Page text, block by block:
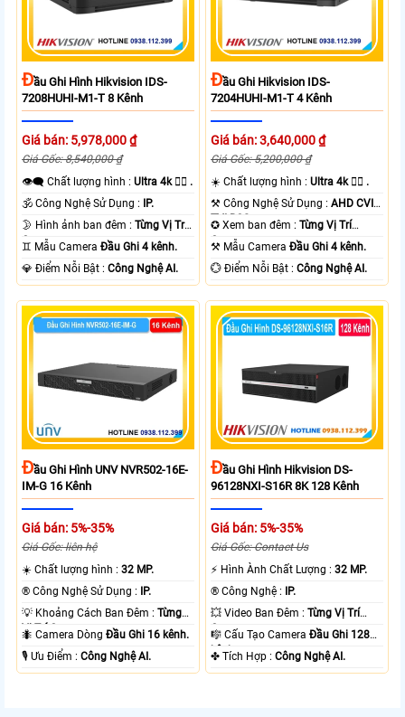
ĐẦu Ghi Hình Hikvision IDS-
7208HUHI-M1-T 8 Kênh
Giá bán: 5,978,000 ₫
Giá Gốc: 8,540,000 ₫
👁️‍🗨 Chất lượng hình :Ultra 4k 👍🏾 .
🕉️ Công Nghệ Sử Dụng :
IP.
🌛 Hình ảnh ban đêm :Từng Vị Trí
Camera .
♊ Mẫu CameraĐầu Ghi 4 kênh.
️💎 Điểm Nỗi Bật :Công Nghệ AI.
ĐẦu Ghi Hikvision IDS-
7204HUHI-M1-T 4 Kênh
Giá bán: 3,640,000 ₫
Giá Gốc: 5,200,000 ₫
☀️ Chất lượng hình :Ultra 4k 👍🏾 .
⚒ Công Nghệ Sử Dụng :AHD CVI
TVI BCS.
✪ Xem ban đêm :Từng Vị Trí
Camera .
⚒ Mẫu CameraĐầu Ghi 4 kênh.
️💮 Điểm Nỗi Bật :Công Nghệ AI.
ĐẦu Ghi Hình UNV NVR502-16E-
IM-G 16 Kênh
Giá bán: 5%-35%
Giá Gốc: liên hệ
☀️ Chất lượng hình :32 MP.
®️ Công Nghệ Sử Dụng : IP.
💡 Khoảng Cách Ban Đêm :Từng
Vị Trí Camera .
🐜 Camera DòngĐầu Ghi 16 kênh.
️🎙 Ưu Điểm :Công Nghệ AI.
ĐẦu Ghi Hình Hikvision DS-
96128NXI-S16R 8K 128 Kênh
Giá bán: 5%-35%
Giá Gốc: Contact Us
️⚡ Hình Ành Chất Lượng :32 MP.
®️ Công Nghệ : IP.
💥 Video Ban Đêm :Từng Vị Trí
Camera .
🎼️ Cấu Tạo CameraĐầu Ghi 128
kênh.
️✤ Tích Hợp :Công Nghệ AI.